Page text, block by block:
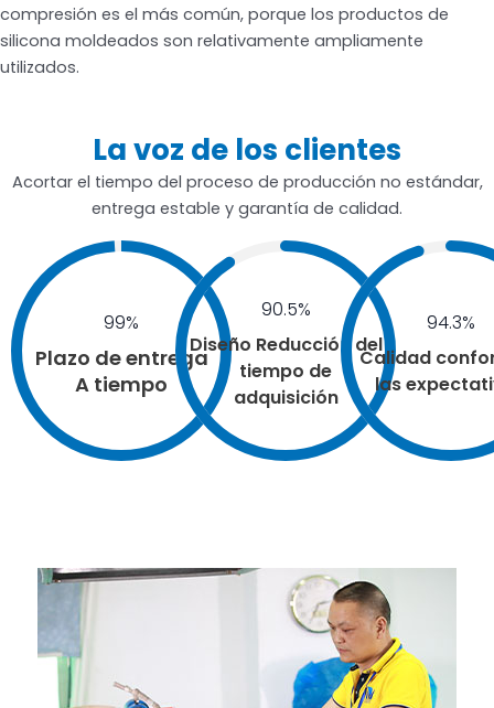
compresión es el más común, porque los productos de
silicona moldeados son relativamente ampliamente
utilizados.
La voz de los clientes
Acortar el tiempo del proceso de producción no estándar,
entrega estable y garantía de calidad.
99%
Plazo de entrega
A tiempo
90.5%
Diseño Reducción del
tiempo de
adquisición
94.3%
Calidad
las